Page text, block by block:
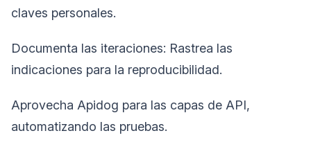
claves personales.
Documenta las iteraciones: Rastrea las
indicaciones para la reproducibilidad.
Aprovecha Apidog para las capas de API,
automatizando las pruebas.